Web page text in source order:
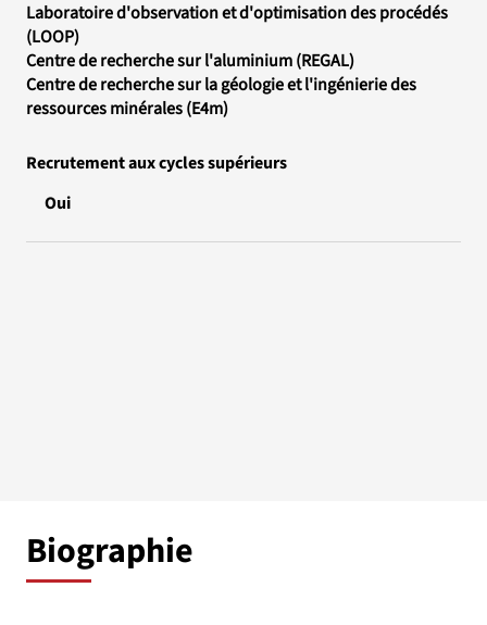
Laboratoire d'observation et d'optimisation des procédés
(LOOP)
Centre de recherche sur l'aluminium (REGAL)
Centre de recherche sur la géologie et l'ingénierie des
ressources minérales (E4m)
Recrutement aux cycles supérieurs
Oui
Biographie